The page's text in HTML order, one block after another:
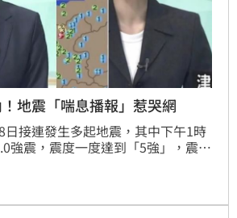
地震「喘息播報」惹哭網
日接連發生多起地震，其中下午1時
強震，震度一度達到「5強」，震驚
畫面，意外成為日本社群媒體關注